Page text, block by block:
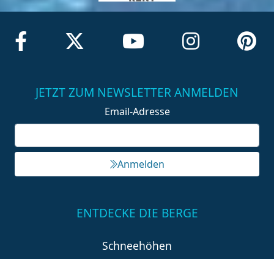
JETZT ZUM NEWSLETTER ANMELDEN
Email-Adresse
Anmelden
ENTDECKE DIE BERGE
Schneehöhen